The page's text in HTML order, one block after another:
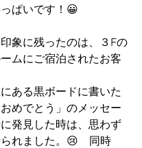
ぱいです！😀
象に残ったのは、３Fの
ムにご宿泊されたお客
ある黒ボードに書いた
おめでとう」のメッセー
発見した時は、思わず
れました。😢　同時